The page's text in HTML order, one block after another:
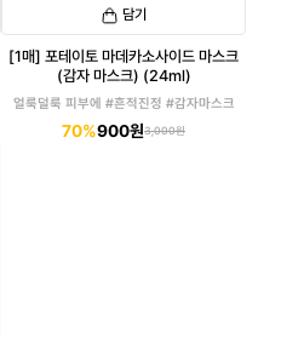
담기
[1매] 포테이토 마데카소사이드 마스크
(감자 마스크) (24ml)
얼룩덜룩 피부에 #흔적진정 #감자마스크
70%900원3,000원